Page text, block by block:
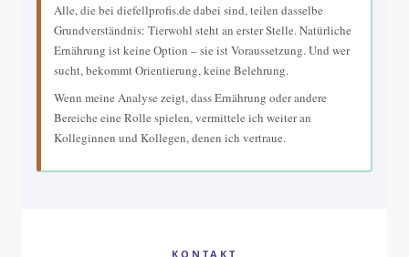
Alle, die bei diefellprofis.de dabei sind, teilen dasselbe
Grundverständnis: Tierwohl steht an erster Stelle. Natürliche
Ernährung ist keine Option – sie ist Voraussetzung. Und wer
sucht, bekommt Orientierung, keine Belehrung.
Wenn meine Analyse zeigt, dass Ernährung oder andere
Bereiche eine Rolle spielen, vermittele ich weiter an
Kolleginnen und Kollegen, denen ich vertraue.
KONTAKT